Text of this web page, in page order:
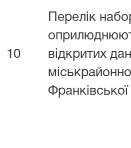
10
Перелік
відкритих
Франківської